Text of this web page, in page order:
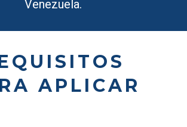
Venezuela.
APLICAR